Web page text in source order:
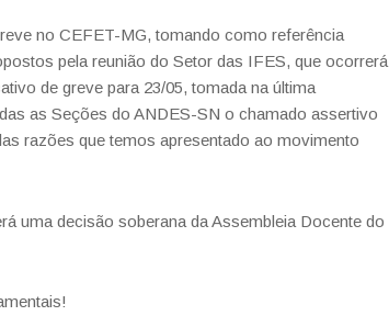
no CEFET-MG, tomando como referência
pela reunião do Setor das IFES, que ocorrerá
de greve para 23/05, tomada na última
as Seções do ANDES-SN o chamado assertivo
razões que temos apresentado ao movimento
uma decisão soberana da Assembleia Docente do